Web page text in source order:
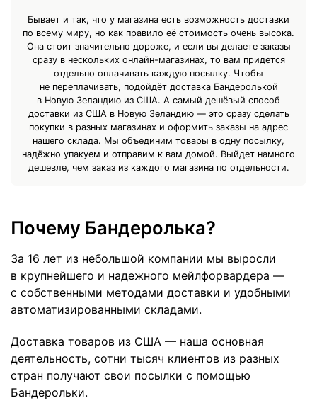
Бывает и так, что у магазина есть возможность доставки
по всему миру, но как правило её стоимость очень высока.
Она стоит значительно дороже, и если вы делаете заказы
сразу в нескольких онлайн-магазинах, то вам придется
отдельно оплачивать каждую посылку. Чтобы
не переплачивать, подойдёт доставка Бандеролькой
в Новую Зеландию из США. А самый дешёвый способ
доставки из США в Новую Зеландию — это сразу сделать
покупки в разных магазинах и оформить заказы на адрес
нашего склада. Мы объединим товары в одну посылку,
надёжно упакуем и отправим к вам домой. Выйдет намного
дешевле, чем заказ из каждого магазина по отдельности.
Почему Бандеролька?
За 16 лет из небольшой компании мы выросли
в крупнейшего и надежного мейлфорвардера —
с собственными методами доставки и удобными
автоматизированными складами.
Доставка товаров из США — наша основная
деятельность, сотни тысяч клиентов из разных
стран получают свои посылки с помощью
Бандерольки.